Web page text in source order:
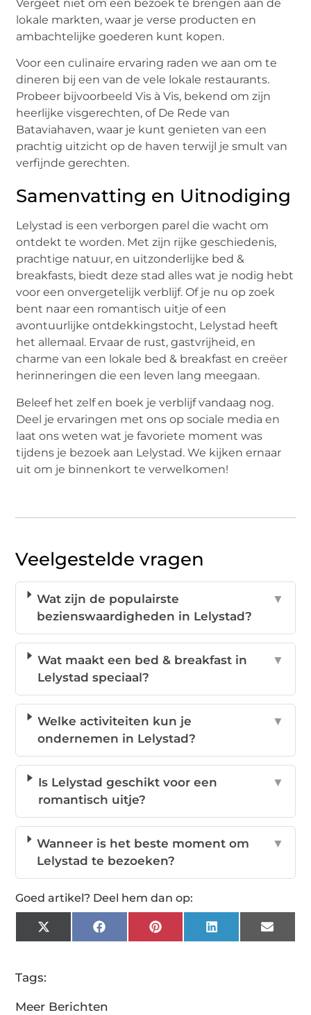
Vergeet niet om een bezoek te brengen aan de
lokale markten, waar je verse producten en
ambachtelijke goederen kunt kopen.
Voor een culinaire ervaring raden we aan om te
dineren bij een van de vele lokale restaurants.
Probeer bijvoorbeeld Vis à Vis, bekend om zijn
heerlijke visgerechten, of De Rede van
Bataviahaven, waar je kunt genieten van een
prachtig uitzicht op de haven terwijl je smult van
verfijnde gerechten.
Samenvatting en Uitnodiging
Lelystad is een verborgen parel die wacht om
ontdekt te worden. Met zijn rijke geschiedenis,
prachtige natuur, en uitzonderlijke bed &
breakfasts, biedt deze stad alles wat je nodig hebt
voor een onvergetelijk verblijf. Of je nu op zoek
bent naar een romantisch uitje of een
avontuurlijke ontdekkingstocht, Lelystad heeft
het allemaal. Ervaar de rust, gastvrijheid, en
charme van een lokale bed & breakfast en creëer
herinneringen die een leven lang meegaan.
Beleef het zelf en boek je verblijf vandaag nog.
Deel je ervaringen met ons op sociale media en
laat ons weten wat je favoriete moment was
tijdens je bezoek aan Lelystad. We kijken ernaar
uit om je binnenkort te verwelkomen!
Veelgestelde vragen
Wat zijn de populairste
bezienswaardigheden in Lelystad?
▼
Wat maakt een bed & breakfast in
Lelystad speciaal?
▼
Welke activiteiten kun je
ondernemen in Lelystad?
▼
Is Lelystad geschikt voor een
romantisch uitje?
▼
Wanneer is het beste moment om
Lelystad te bezoeken?
▼
Goed artikel? Deel hem dan op:
X
(Twitter)
FacebookPinterestLinkedInEmail
Tags:
Meer Berichten